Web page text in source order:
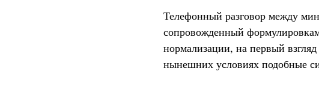
Телефонный разговор между
сопровожденный
нормализации, на первый
нынешних условиях подобные